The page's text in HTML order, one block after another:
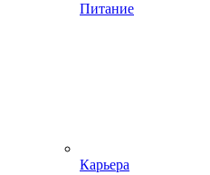
Питание
Карьера